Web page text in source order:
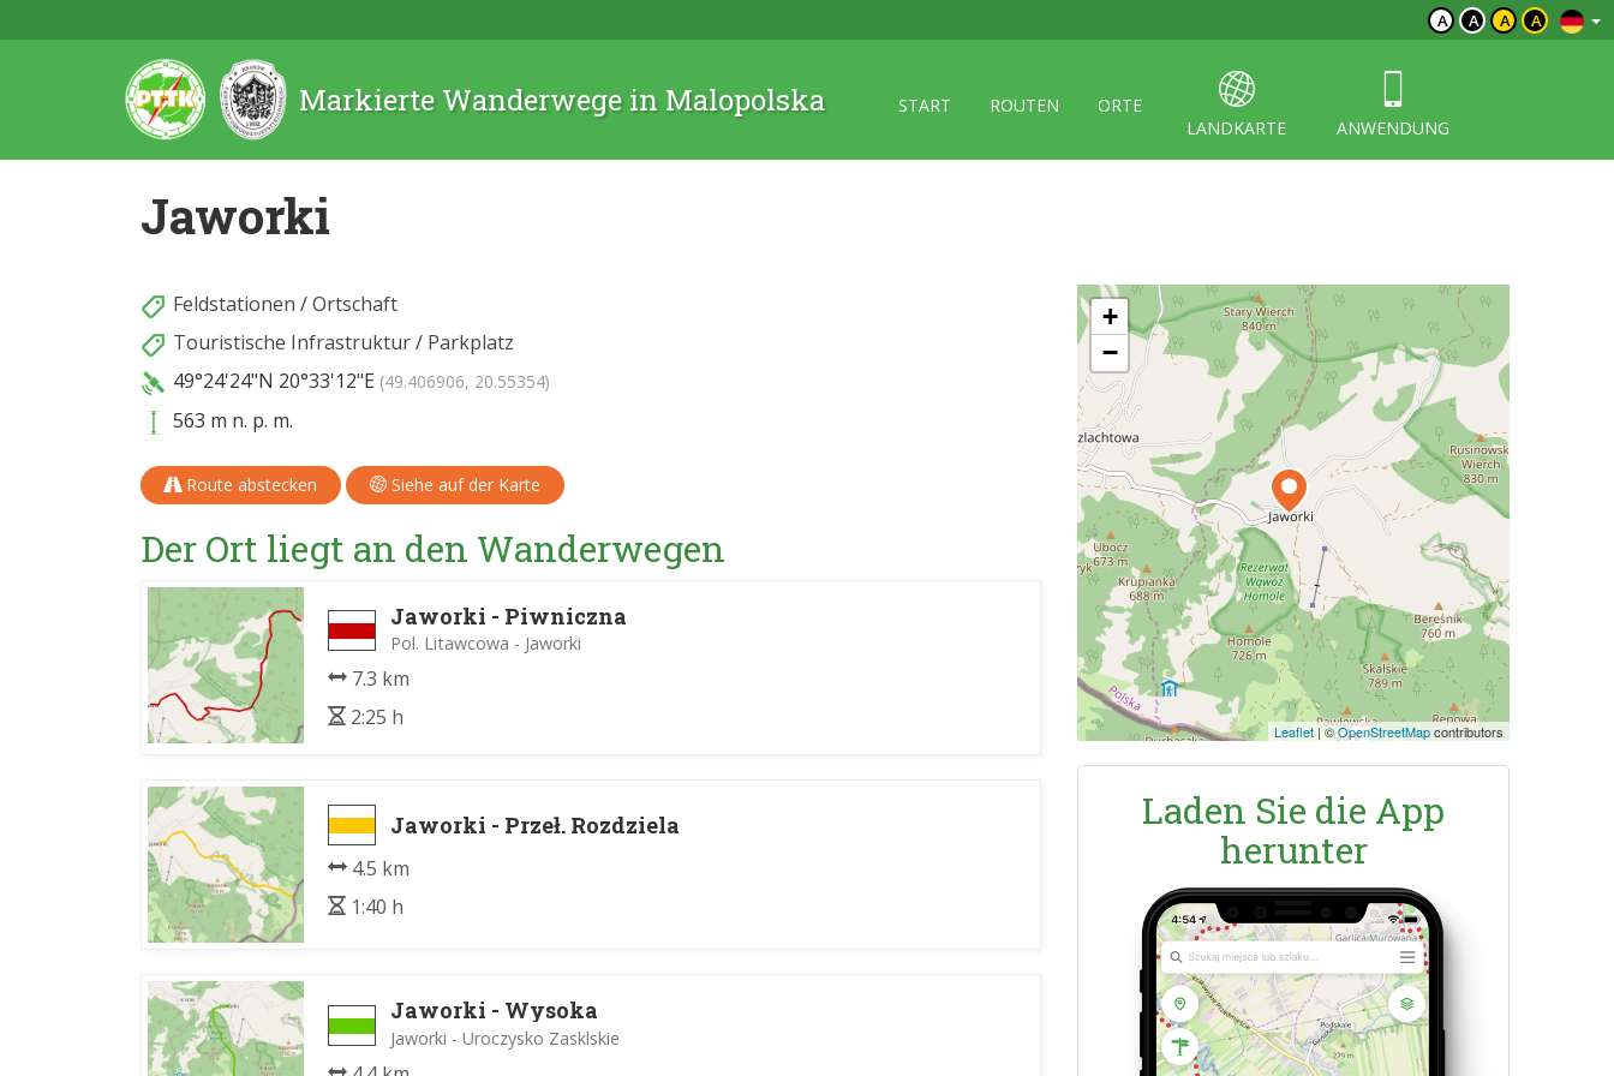
A A A A
Markierte Wanderwege in Malopolska START ROUTEN
ORTE
LANDKARTE
ANWENDUNG
Jaworki
Feldstationen /Ortschaft
Touristische Infrastruktur/ Parkplatz
49°24'24"N 20°33'12"E (49.406906, 20.55354)
563 m n. p. m.
Route abstecken Siehe auf der Karte
Der Ort liegt an den Wanderwegen
Jaworki - Piwniczna
Pol. Litawcowa - Jaworki
7.3 km
2:25 h
Jaworki - Przeł. Rozdziela
4.5 km
1:40 h
Jaworki - Wysoka
Jaworki - Uroczysko Zasklskie
+
−
Leaflet|©OpenStreetMapcontributors
Laden Sie die App
herunter